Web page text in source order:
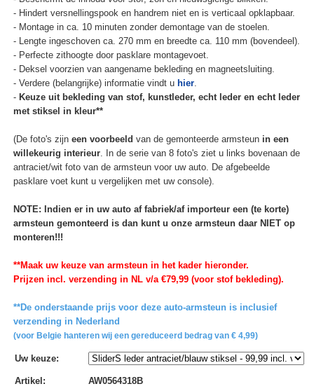
- Hindert versnellingspook en handrem niet en is verticaal opklapbaar.
- Montage in ca. 10 minuten zonder demontage van de stoelen.
- Lengte ingeschoven ca. 270 mm en breedte ca. 110 mm (bovendeel).
- Perfecte zithoogte door pasklare montagevoet.
- Deksel voorzien van aangename bekleding en magneetsluiting.
- Verdere (belangrijke) informatie vindt u hier.
- Keuze uit bekleding van stof, kunstleder, echt leder en echt leder
met stiksel in kleur**
(De foto's zijn een voorbeeld van de gemonteerde armsteun in een
willekeurig interieur. In de serie van 8 foto's ziet u links bovenaan de
antraciet/wit foto van de armsteun voor uw auto. De afgebeelde
pasklare voet kunt u vergelijken met uw console).
NOTE: Indien er in uw auto af fabriek/af importeur een (te korte)
armsteun gemonteerd is dan kunt u onze armsteun daar NIET op
monteren!!!
**Maak uw keuze van armsteun in het kader hieronder.
Prijzen incl. verzending in NL v/a €79,99 (voor stof bekleding).
**De onderstaande prijs voor deze auto-armsteun is inclusief
verzending in Nederland
(voor Belgie hanteren wij een gereduceerd bedrag van € 4,99)
Uw keuze:
Artikel : AW0564318B